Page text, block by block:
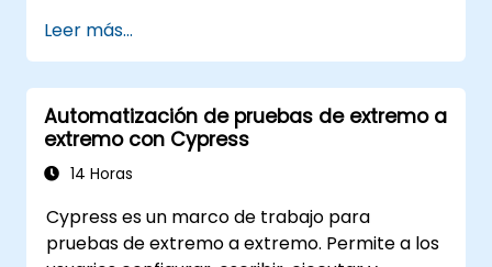
familiarizarse con los formatos reales de
prueba.
Leer más...
Automatización de pruebas de extremo a
extremo con Cypress
14 Horas
Cypress es un marco de trabajo para
pruebas de extremo a extremo. Permite a los